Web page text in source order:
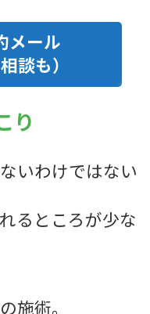
ール
談も）
り
いわけではない
るところが少な
施術。